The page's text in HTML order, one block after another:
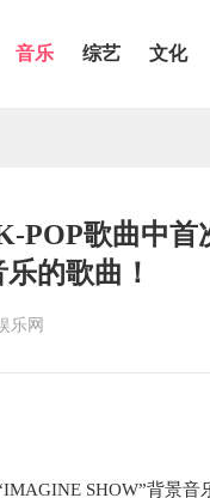
音乐 综艺 文化
POP歌曲中首
的歌曲！
乐网
IMAGINE SHOW”背景音